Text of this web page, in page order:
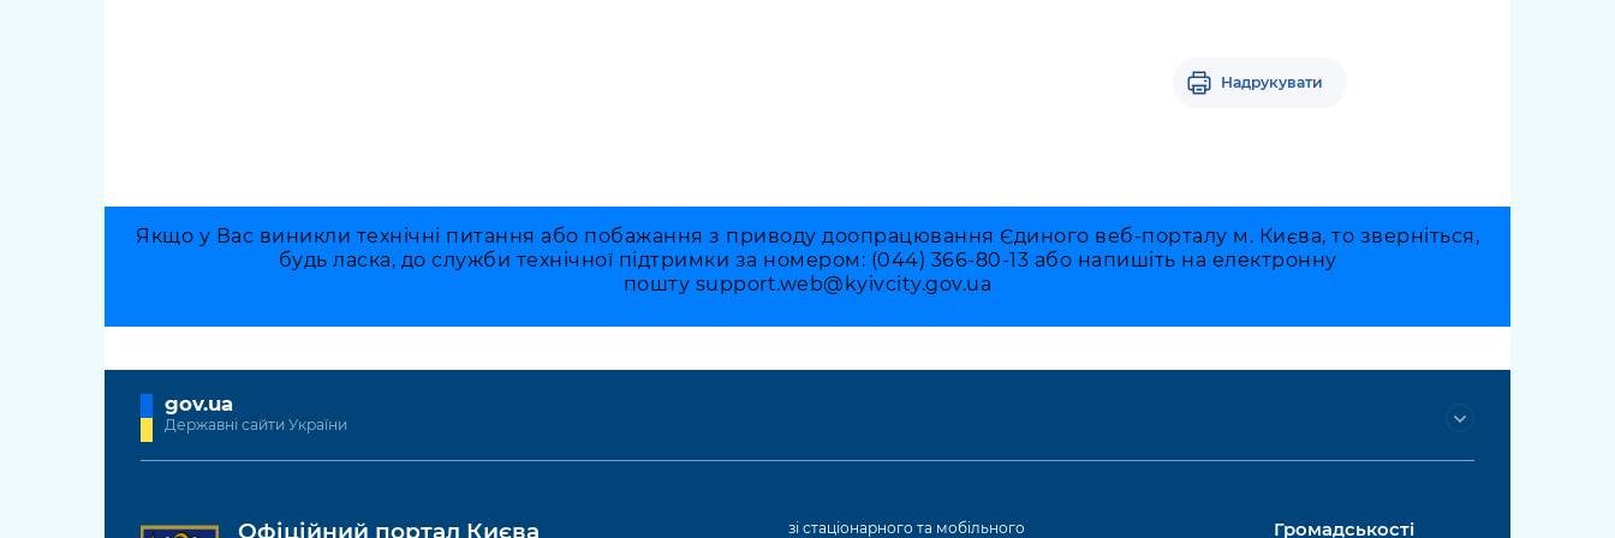
Надрукувати
Якщо у Вас виникли технічні питання або побажання з приводу доопрацювання Єдиного веб-порталу м. Києва, то зверніться,
будь ласка, до служби технічної підтримки за номером: (044) 366-80-13 або напишіть на електронну
пошту support.web@kyivcity.gov.ua
gov.ua
Державні сайти України
Офіційний портал Києва зі стаціонарного та мобільного Громадськості